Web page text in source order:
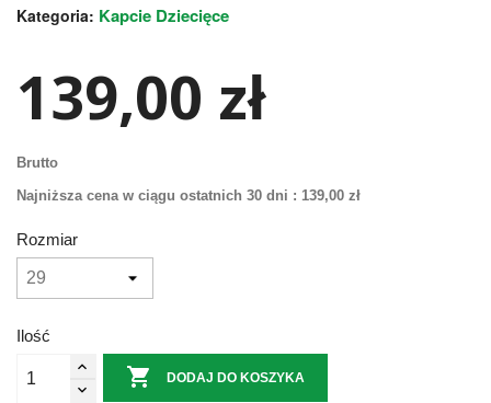
Kategoria: Kapcie Dziecięce
139,00 zł
Brutto
Najniższa cena w ciągu ostatnich 30 dni : 139,00 zł
Rozmiar
Ilość
 DODAJ DO KOSZYKA